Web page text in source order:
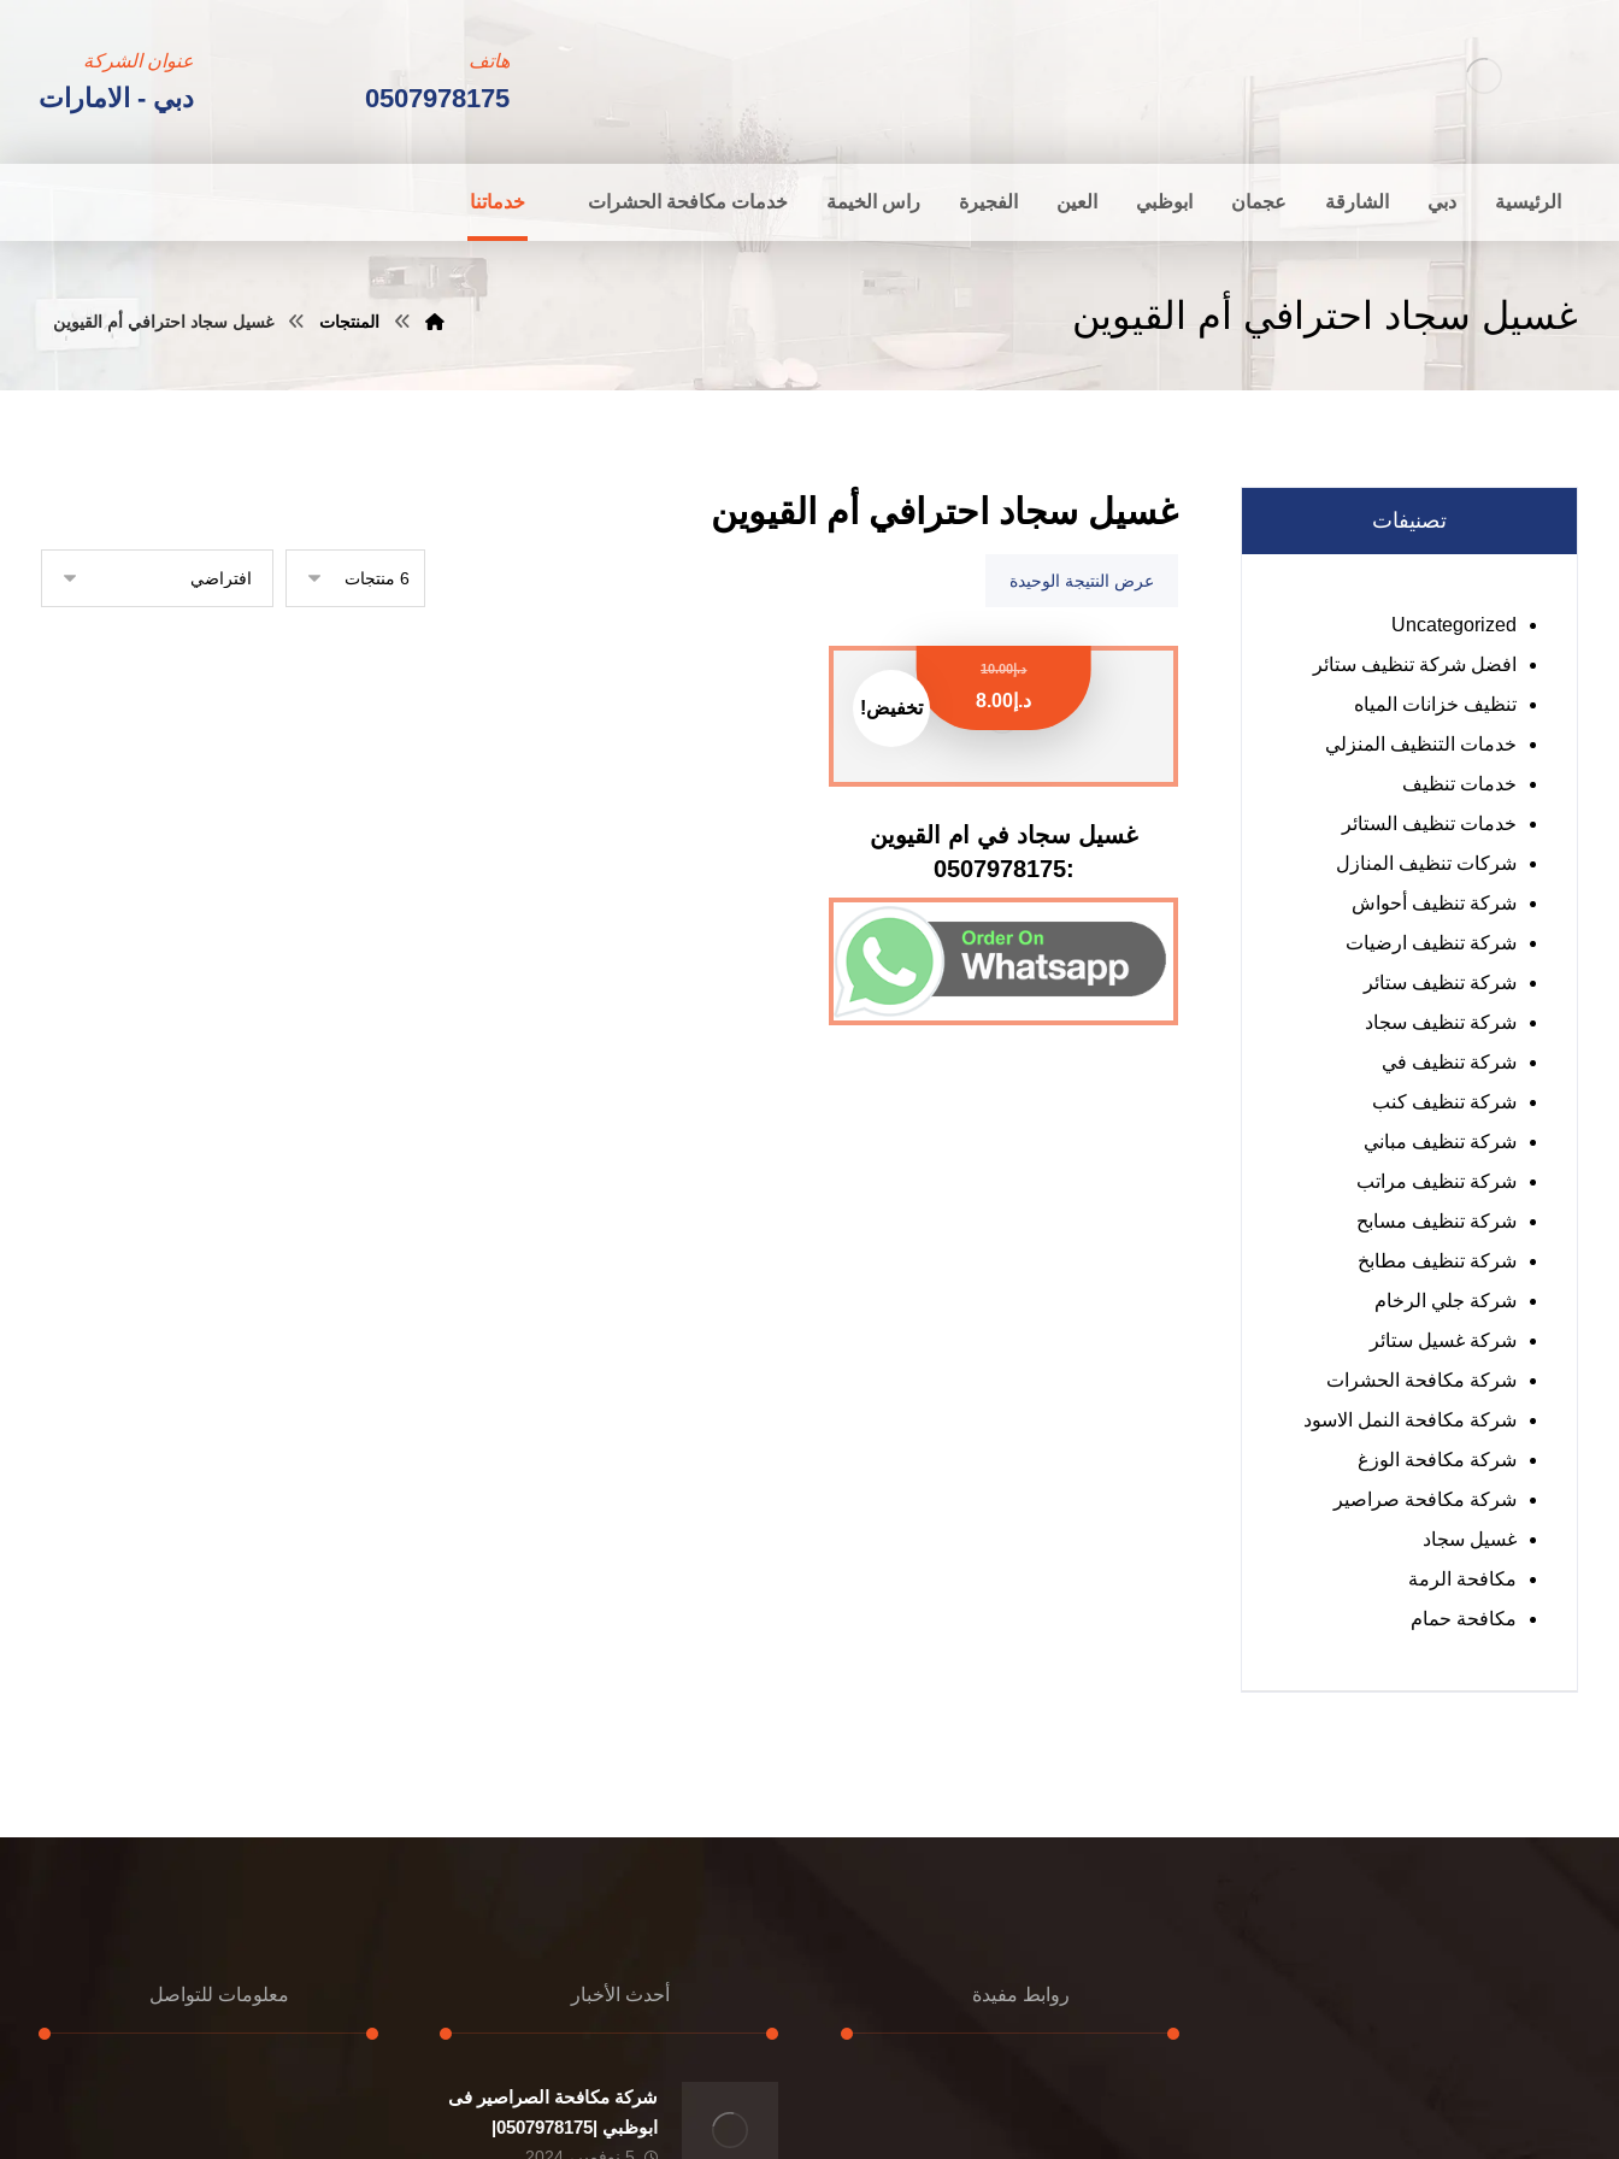
عنوان الشركة
دبي - الامارات
هاتف
0507978175
الرئيسية دبي الشارقة عجمان ابوظبي العين الفجيرة راس الخيمة خدمات مكافحة الحشرات خدماتنا
غسيل سجاد احترافي أم القيوين المنتجات غسيل سجاد احترافي أم القيوين
غسيل سجاد احترافي أم القيوين
عرض النتيجة الوحيدة
تخفيض!
غسيل سجاد في ام القيوين
:0507978175
د.إ10.00
د.إ 8.00
تصنيفات
Uncategorized
افضل شركة تنظيف ستائر
تنظيف خزانات المياه
خدمات التنظيف المنزلي
خدمات تنظيف
خدمات تنظيف الستائر
شركات تنظيف المنازل
شركة تنظيف أحواش
شركة تنظيف ارضيات
شركة تنظيف ستائر
شركة تنظيف سجاد
شركة تنظيف في
شركة تنظيف كنب
شركة تنظيف مباني
شركة تنظيف مراتب
شركة تنظيف مسابح
شركة تنظيف مطابخ
شركة جلي الرخام
شركة غسيل ستائر
شركة مكافحة الحشرات
شركة مكافحة النمل الاسود
شركة مكافحة الوزغ
شركة مكافحة صراصير
غسيل سجاد
مكافحة الرمة
مكافحة حمام
روابط مفيدة أحدث الأخبار
شركة مكافحة الصراصير فى
ابوظبي |0507978175|
معلومات للتواصل